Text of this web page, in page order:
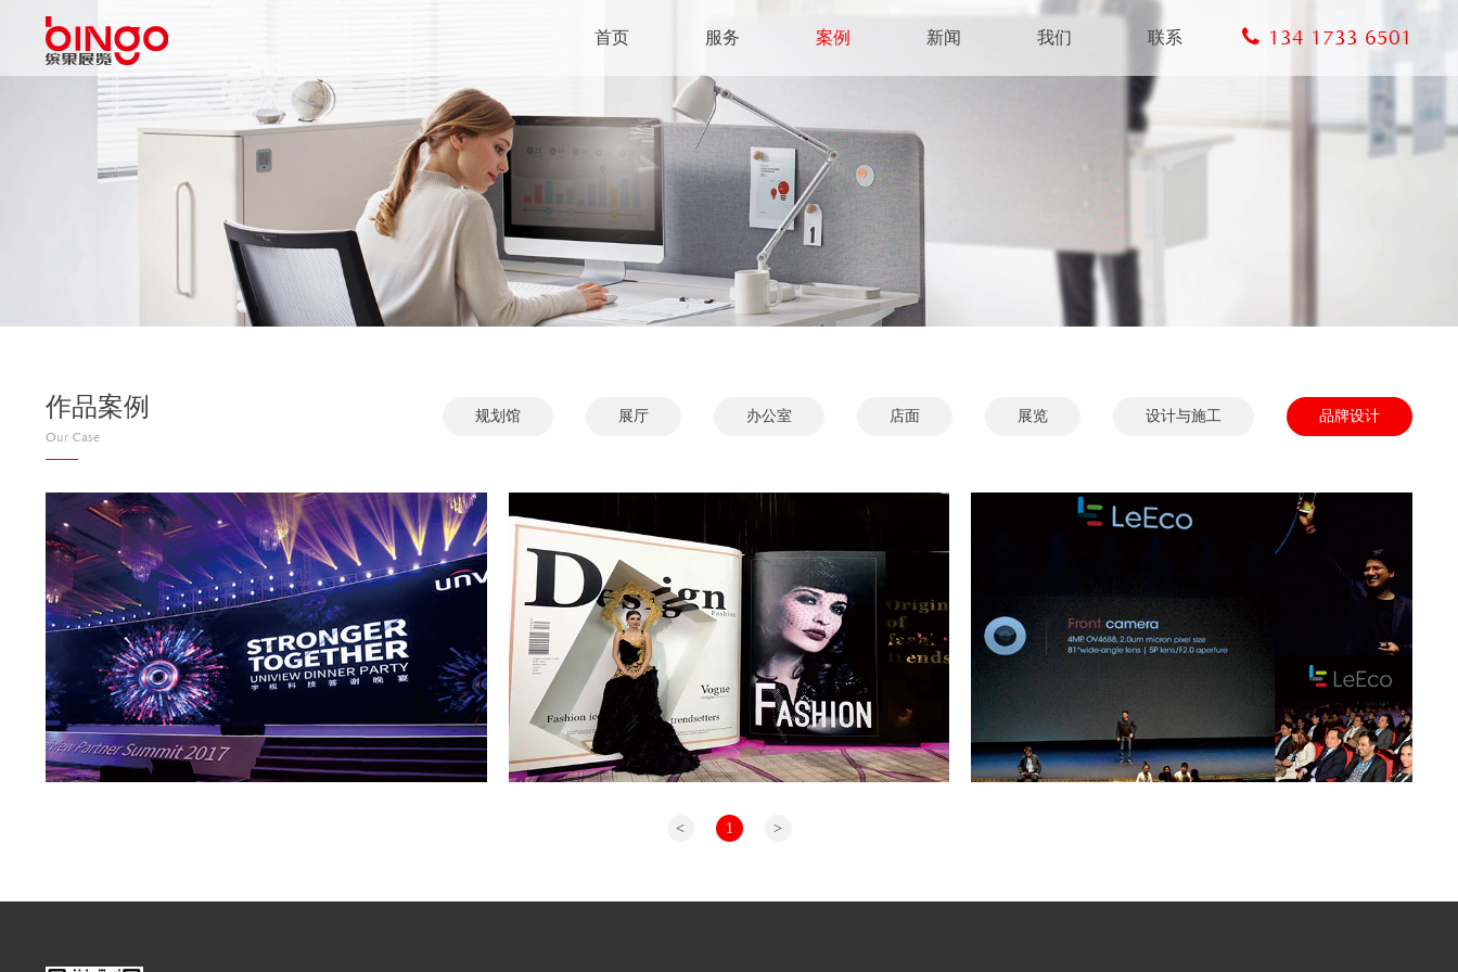
134 1733 6501
首页 服务 案例 新闻 我们 联系
作品案例
Our Case
规划馆 展厅 办公室 店面 展览 设计与施工 品牌设计
< 1 >